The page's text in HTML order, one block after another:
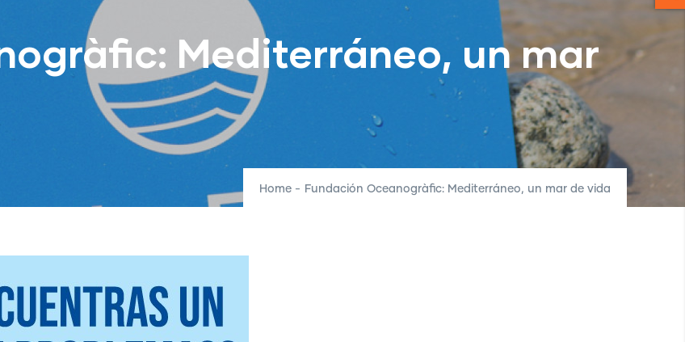
Mediterráneo, un mar
Home - Fundación Oceanogràfic: Mediterráneo, un mar de vida